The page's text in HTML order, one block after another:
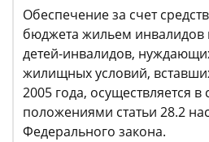
Обеспечение за счет
бюджета жильем
детей-инвалидов,
жилищных условий,
2005 года, осуществляется в
положениями статьи 28.2
Федерального закона.